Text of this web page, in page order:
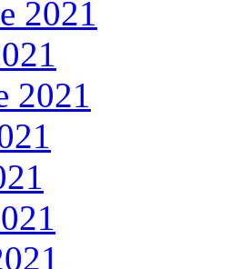
2021
2021